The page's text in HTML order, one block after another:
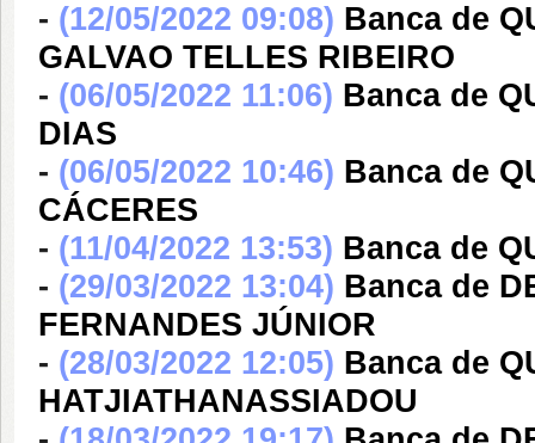
- (12/05/2022 09:08) Banca de
GALVAO TELLES RIBEIRO
- (06/05/2022 11:06) Banca de
DIAS
- (06/05/2022 10:46) Banca de
CÁCERES
- (11/04/2022 13:53) Banca de
- (29/03/2022 13:04) Banca de
FERNANDES JÚNIOR
- (28/03/2022 12:05) Banca de
HATJIATHANASSIADOU